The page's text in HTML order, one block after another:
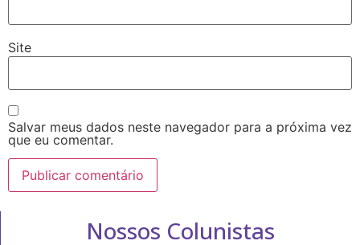
Site
Salvar meus dados neste navegador para a próxima vez
que eu comentar.
Nossos Colunistas